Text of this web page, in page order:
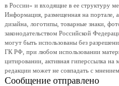
в России» и входящие в ее структуру
Информация, размещенная на портале,
дизайна, логотипы, товарные знаки,
законодательством Российской
могут быть использованы без
ГК РФ, при любом использовании
цитировании, активная гиперссылка на
редакции может не совпадать с
Сообщение отправлено